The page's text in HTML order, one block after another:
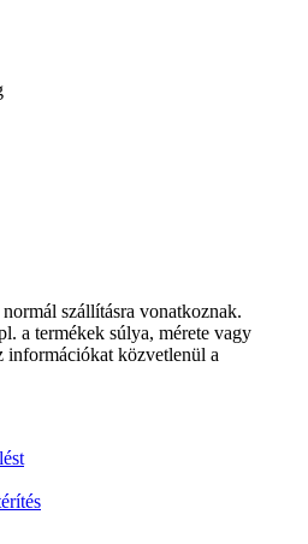
szállításra vonatkoznak.
a termékek súlya, mérete vagy
információkat közvetlenül a